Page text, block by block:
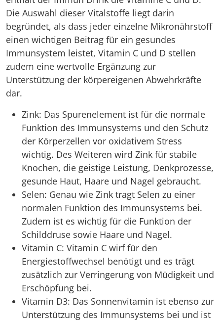
Die Auswahl dieser Vitalstoffe liegt darin
begründet, als dass jeder einzelne Mikronährstoff
einen wichtigen Beitrag für ein gesundes
Immunsystem leistet, Vitamin C und D stellen
zudem eine wertvolle Ergänzung zur
Unterstützung der körpereigenen Abwehrkräfte
dar.
Zink: Das Spurenelement ist für die normale
Funktion des Immunsystems und den Schutz
der Körperzellen vor oxidativem Stress
wichtig. Des Weiteren wird Zink für stabile
Knochen, die geistige Leistung, Denkprozesse,
gesunde Haut, Haare und Nagel gebraucht.
Selen: Genau wie Zink tragt Selen zu einer
normalen Funktion des Immunsystems bei.
Zudem ist es wichtig für die Funktion der
Schilddruse sowie Haare und Nagel.
Vitamin C: Vitamin C wirf für den
Energiestoffwechsel benötigt und es trägt
zusätzlich zur Verringerung von Müdigkeit und
Erschöpfung bei.
Vitamin D3: Das Sonnenvitamin ist ebenso zur
Unterstützung des Immunsystems bei und ist